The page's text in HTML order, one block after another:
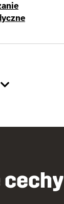
cechy